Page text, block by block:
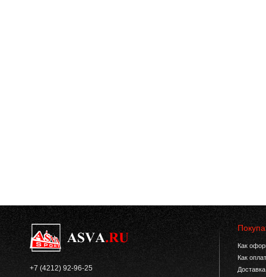
+7 (4212) 92-96-25
Как
Как